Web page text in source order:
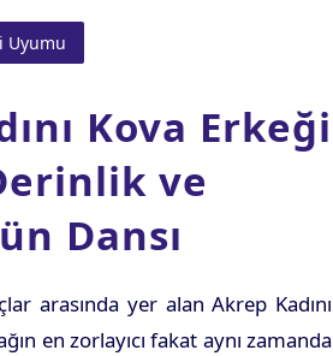
Uyumu
Kova Erkeği
ve
Dansı
arasında yer alan Akrep Kadını
en zorlayıcı fakat aynı zamanda